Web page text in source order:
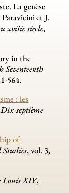
La genèse
et J.
xviiie siècle,
in the
Seventeenth
564.
: les
Dix-septième
of
, vol. 3,
Louis XIV,